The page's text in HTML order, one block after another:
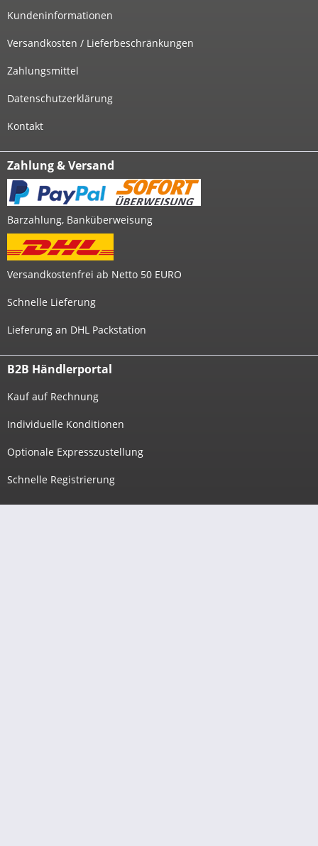
Kundeninformationen
Versandkosten / Lieferbeschränkungen
Zahlungsmittel
Datenschutzerklärung
Kontakt
Zahlung & Versand
Barzahlung, Banküberweisung
Versandkostenfrei ab Netto 50 EURO
Schnelle Lieferung
Lieferung an DHL Packstation
B2B Händlerportal
Kauf auf Rechnung
Individuelle Konditionen
Optionale Expresszustellung
Schnelle Registrierung